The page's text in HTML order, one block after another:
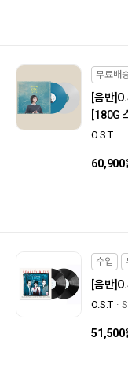
무료배
[음반]
[180G
O.S.T
60,900
수입
[음반]
O.S.T
51,500